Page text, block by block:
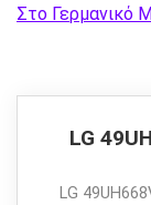
Στο Γερμανικό
LG
LG